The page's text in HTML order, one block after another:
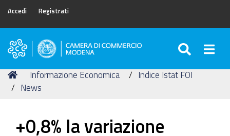
Accedi Registrati
Camera
Commercio
di
Tu
sei
Home
Informazione Economica
Indice Istat FOI
News
+0,8% la variazione